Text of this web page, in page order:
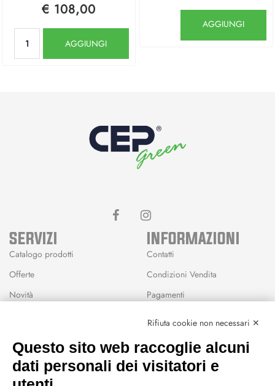
€ 108,00
AGGIUNGI
AGGIUNGI
SERVIZI
Catalogo prodotti
Offerte
Novità
Wishlist
INFORMAZIONI
Contatti
Condizioni Vendita
Pagamenti
CEP GREEN
Rifiuta cookie non necessari ✕
Questo sito web raccoglie alcuni
dati personali dei visitatori e